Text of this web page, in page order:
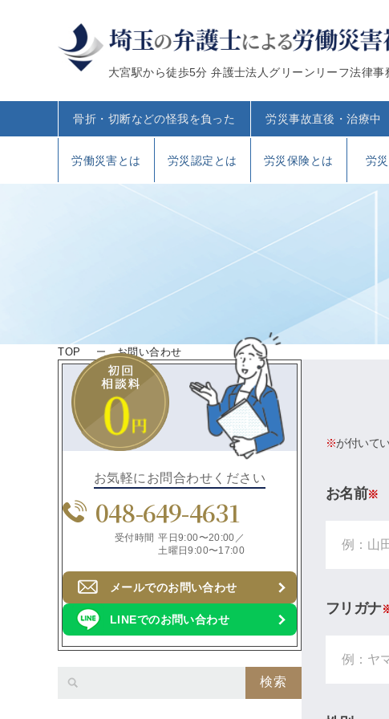
大宮駅から徒歩5分 弁護士法人グリーンリーフ法律事
骨折・切断などの怪我を負った 労災事故直後・治療中
労働災害とは 労災認定とは 労災保険とは 労
TOP お問い合わせ
お気軽にお問合わせください
048-649-4631
受付時間 平日9:00〜20:00／
土曜日9:00〜17:00
メールでのお問い合わせ
LINEでのお問い合わせ
検索
※が付いて
お名前※
フリガナ